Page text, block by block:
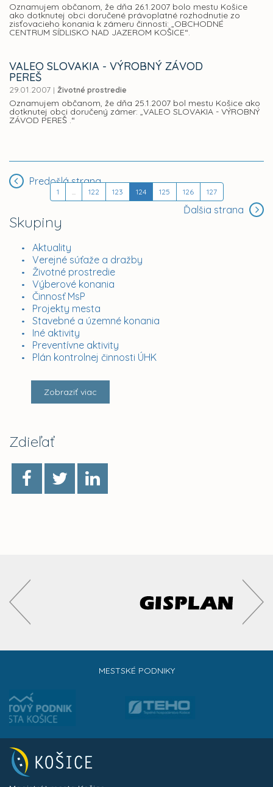
Skupiny
Aktuality
Verejné súťaže a dražby
Životné prostredie
Výberové konania
Činnosť MsP
Projekty mesta
Stavebné a územné konania
Iné aktivity
Preventívne aktivity
Plán kontrolnej činnosti ÚHK
Zobraziť viac
Zdieľať
Oznamujem občanom, že dňa 26.1.2007 bolo mestu Košice
ako dotknutej obci doručené právoplatné rozhodnutie zo
zisťovacieho konania k zámeru činnosti: „OBCHODNÉ
CENTRUM SÍDLISKO NAD JAZEROM KOŠICE“.
VALEO SLOVAKIA - VÝROBNÝ ZÁVOD
PEREŠ
29.01.2007 | Životné prostredie
Oznamujem občanom, že dňa 25.1.2007 bol mestu Košice ako
dotknutej obci doručený zámer: „VALEO SLOVAKIA - VÝROBNÝ
ZÁVOD PEREŠ .“
Predošlá strana
1 ... 122 123 124 125 126 127
Ďalšia strana
MESTSKÉ PODNIKY